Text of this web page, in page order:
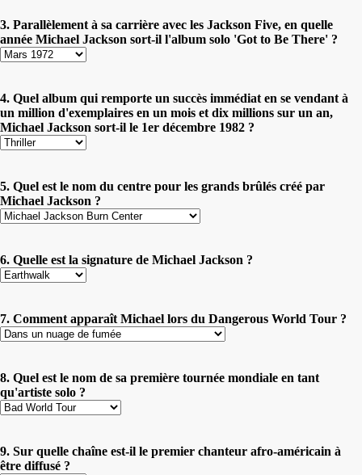
3. Parallèlement à sa carrière avec les Jackson Five, en quelle
année Michael Jackson sort-il l'album solo 'Got to Be There' ?
4. Quel album qui remporte un succès immédiat en se vendant à
un million d'exemplaires en un mois et dix millions sur un an,
Michael Jackson sort-il le 1er décembre 1982 ?
5. Quel est le nom du centre pour les grands brûlés créé par
Michael Jackson ?
6. Quelle est la signature de Michael Jackson ?
7. Comment apparaît Michael lors du Dangerous World Tour ?
8. Quel est le nom de sa première tournée mondiale en tant
qu'artiste solo ?
9. Sur quelle chaîne est-il le premier chanteur afro-américain à
être diffusé ?